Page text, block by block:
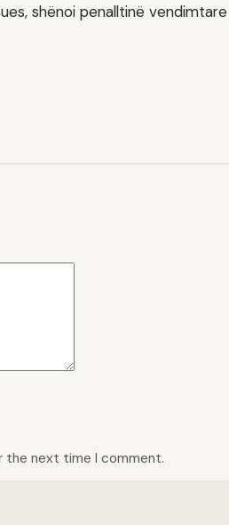
shënoi penalltinë
the next time I comment.